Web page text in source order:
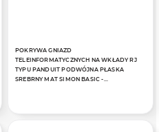
POKRYWA GNIAZD
TELEINFORMATYCZNYCH NA WKŁADY RJ
TYPU PANDUIT PODWÓJNA PŁASKA
SREBRNY MAT SIMON BASIC -